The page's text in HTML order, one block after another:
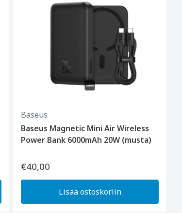
Baseus
Baseus Magnetic Mini Air Wireless
Power Bank 6000mAh 20W (musta)
€40,00
Lisää ostoskoriin